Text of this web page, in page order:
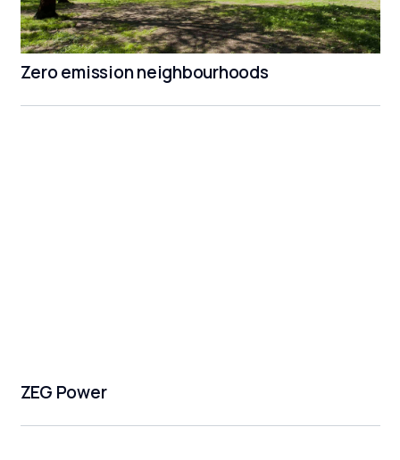
Zero emission neighbourhoods
ZEG Power